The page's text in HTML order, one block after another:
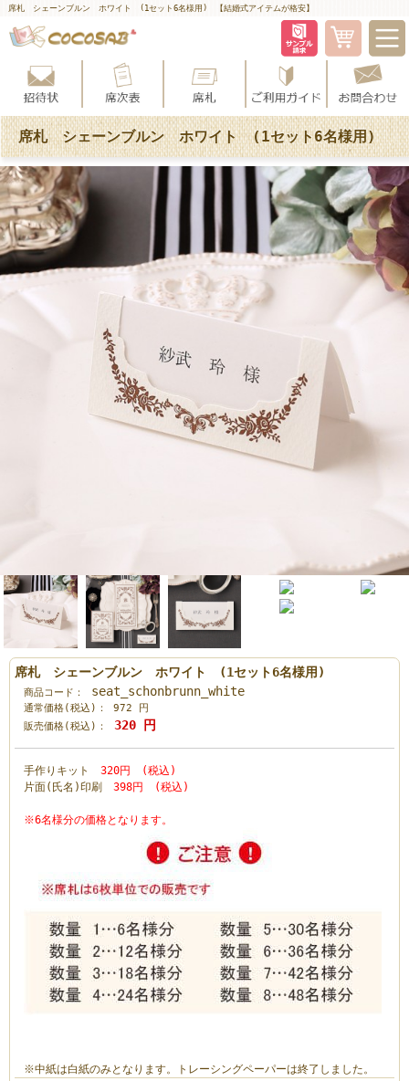
席札 シェーンブルン ホワイト (1セット6名様用) 【結婚式アイテムが格安】
席札 シェーンブルン ホワイト (1セット6名様用)
席札 シェーンブルン ホワイト (1セット6名様用)
商品コード： seat_schonbrunn_white
通常価格(税込)： 972
円
販売価格(税込)：
320 円
手作りキット 320円 (税込)
片面(氏名)印刷 398円 (税込)
※6名様分の価格となります。
※中紙は白紙のみとなります。トレーシングペーパーは終了しました。